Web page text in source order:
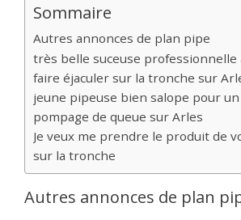
Sommaire
Autres annonces de plan pipe
très belle suceuse professionnelle
faire éjaculer sur la tronche sur
jeune pipeuse bien salope pour
pompage de queue sur Arles
Je veux me prendre le produit de
sur la tronche
Autres annonces de plan